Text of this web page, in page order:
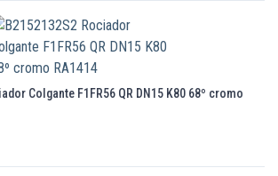
Colgante F1FR56 QR DN15 K80 68º cromo